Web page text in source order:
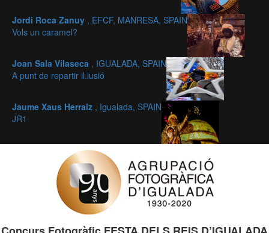
Jordi Roca Zanuy , EFCF, MANRESA, SPAIN
Vols un caramel?
Joan Sala Vilaseca , IGUALADA, SPAIN
A punt de repartir il.lusió
Jaume Xaus Herraiz , Igualada, SPAIN
JR1